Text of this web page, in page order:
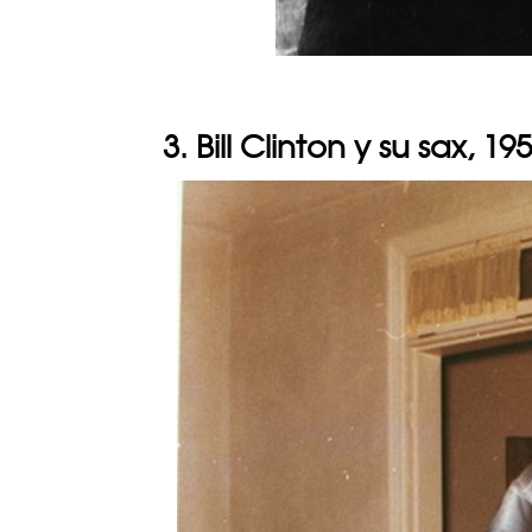
3. Bill Clinton y su sax,